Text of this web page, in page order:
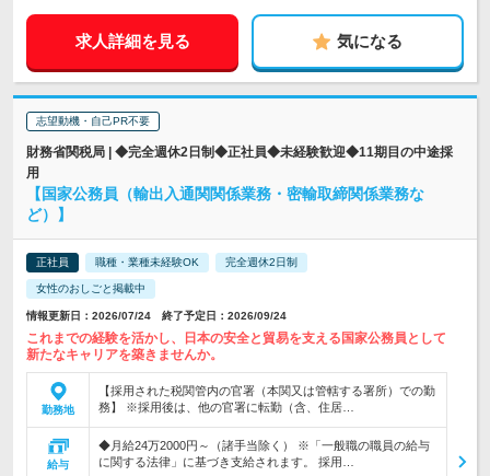
求人詳細を見る 気になる
志望動機・自己PR不要
財務省関税局 | ◆完全週休2日制◆正社員◆未経験歓迎◆11期目の中途採
用
【国家公務員（輸出入通関関係業務・密輸取締関係業務な
ど）】
正社員 職種・業種未経験OK 完全週休2日制
女性のおしごと掲載中
情報更新日：2026/07/24 終了予定日：2026/09/24
これまでの経験を活かし、日本の安全と貿易を支える国家公務員として
新たなキャリアを築きませんか。
勤務地
【採用された税関管内の官署（本関又は管轄する署所）での勤
務】 ※採用後は、他の官署に転勤（含、住居…
給与
◆月給24万2000円～（諸手当除く） ※「一般職の職員の給与
に関する法律」に基づき支給されます。 採用…